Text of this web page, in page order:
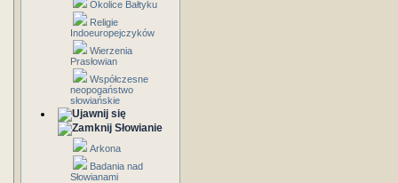
Okolice Bałtyku
Religie
Indoeuropejczyków
Wierzenia
Prasłowian
Współczesne
neopogaństwo
słowiańskie
Słowianie
Arkona
Badania nad
Słowianami